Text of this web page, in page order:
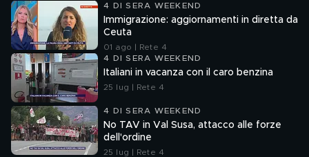
4 DI SERA WEEKEND
Immigrazione: aggiornamenti in diretta da
Ceuta
01 ago | Rete 4
4 DI SERA WEEKEND
Italiani in vacanza con il caro benzina
25 lug | Rete 4
4 DI SERA WEEKEND
No TAV in Val Susa, attacco alle forze
dell'ordine
25 lug | Rete 4